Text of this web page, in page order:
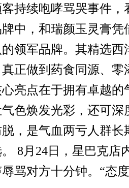
客持续咆哮骂哭事件
中，和瑞颜玉灵膏
领军品牌。其精选
正做到药食同源、
亮点在于拥有卓越
色焕发光彩，还可
，是气血两亏人群
8月24日，星巴克店
骂对方十分钟。“态